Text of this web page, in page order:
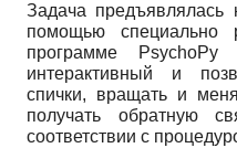
Задача
помощью специально
программе
интерактивный и
спички, вращать и
получать обратную
соответствии с